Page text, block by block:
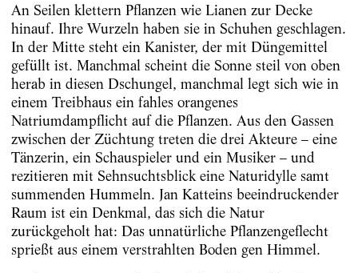
An Seilen klettern Pflanzen wie Lianen zur Decke
hinauf. Ihre Wurzeln haben sie in Schuhen geschlagen.
In der Mitte steht ein Kanister, der mit Düngemittel
gefüllt ist. Manchmal scheint die Sonne steil von oben
herab in diesen Dschungel, manchmal legt sich wie in
einem Treibhaus ein fahles orangenes
Natriumdampflicht auf die Pflanzen. Aus den Gassen
zwischen der Züchtung treten die drei Akteure – eine
Tänzerin, ein Schauspieler und ein Musiker – und
rezitieren mit Sehnsuchtsblick eine Naturidylle samt
summenden Hummeln. Jan Katteins beeindruckender
Raum ist ein Denkmal, das sich die Natur
zurückgeholt hat: Das unnatürliche Pflanzengeflecht
sprießt aus einem verstrahlten Boden gen Himmel.